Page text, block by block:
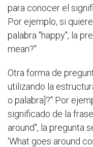
para conocer el
Por ejemplo, si
palabra "happy", la
mean?"
Otra forma de
utilizando la
o palabra]?" Por
significado de la
around", la pregunta
'What goes around